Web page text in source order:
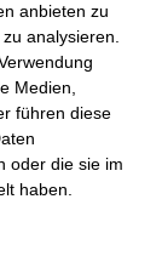
anbieten zu
analysieren.
Medien,
führen diese
oder die sie im
haben.